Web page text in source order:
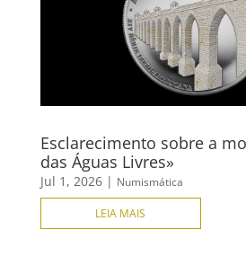
Esclarecimento sobre a
das Águas Livres»
Jul 1, 2026| Numismática
LEIA MAIS